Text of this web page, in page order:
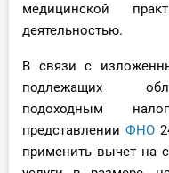
медицинской
деятельностью.
В связи с
подлежащих
подоходным
представлении ФНО
применить вычет на